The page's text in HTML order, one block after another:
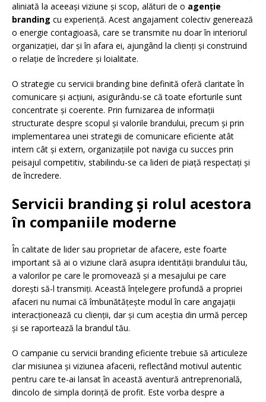
aliniată la aceeași viziune și scop, alături de o agenție
branding cu experiență. Acest angajament colectiv generează
o energie contagioasă, care se transmite nu doar în interiorul
organizației, dar și în afara ei, ajungând la clienți și construind
o relație de încredere și loialitate.
O strategie cu servicii branding bine definită oferă claritate în
comunicare și acțiuni, asigurându-se că toate eforturile sunt
concentrate și coerente. Prin furnizarea de informații
structurate despre scopul și valorile brandului, precum și prin
implementarea unei strategii de comunicare eficiente atât
intern cât și extern, organizațiile pot naviga cu succes prin
peisajul competitiv, stabilindu-se ca lideri de piață respectați și
de încredere.
Servicii branding și rolul acestora
în companiile moderne
În calitate de lider sau proprietar de afacere, este foarte
important să ai o viziune clară asupra identității brandului tău,
a valorilor pe care le promovează și a mesajului pe care
dorești să-l transmiți. Această înțelegere profundă a propriei
afaceri nu numai că îmbunătățește modul în care angajații
interacționează cu clienții, dar și cum aceștia din urmă percep
și se raportează la brandul tău.
O campanie cu servicii branding eficiente trebuie să articuleze
clar misiunea și viziunea afacerii, reflectând motivul autentic
pentru care te-ai lansat în această aventură antreprenorială,
dincolo de simpla dorință de profit. Este vorba despre a